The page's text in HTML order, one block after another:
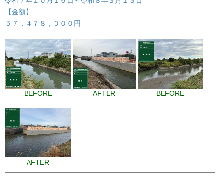
【金額】
５７，４７８，０００円
BEFORE AFTER BEFORE
AFTER